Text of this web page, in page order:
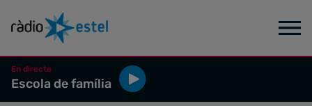
En directe
Escola de família